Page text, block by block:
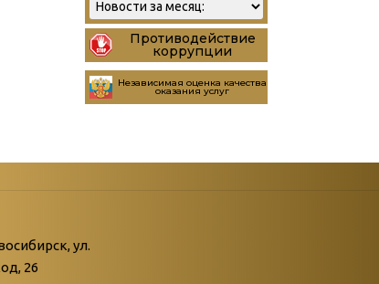
Противодействие
коррупции
Независимая оценка качества
оказания услуг
ул.
26